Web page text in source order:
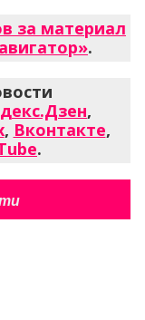
за материал
.
,
, Вконтакте,
.